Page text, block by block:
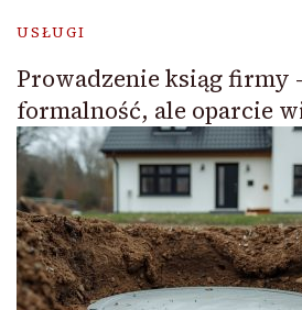
USŁUGI
Prowadzenie ksiąg firmy
formalność, ale oparcie